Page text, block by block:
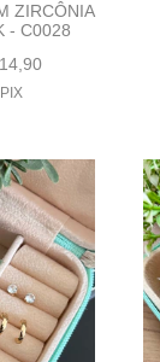
ZIRCÔNIA
- C0028
PIX